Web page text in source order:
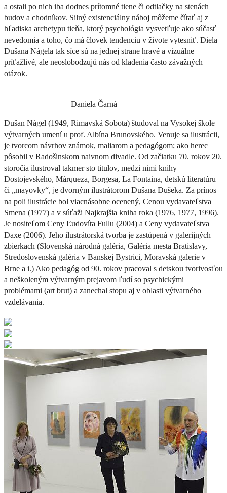
a ostali po nich iba dodnes prítomné tiene či odtlačky na stenách
budov a chodníkov. Silný existenciálny náboj môžeme čítať aj z
hľadiska archetypu tieňa, ktorý psychológia vysvetľuje ako súčasť
nevedomia a toho, čo má človek tendenciu v živote vytesniť. Diela
Dušana Nágela tak síce sú na jednej strane hravé a vizuálne
príťažlivé, ale neoslobodzujú nás od kladenia často závažných
otázok.
Daniela Čarná
Dušan Nágel (1949, Rimavská Sobota) študoval na Vysokej škole
výtvarných umení u prof. Albína Brunovského. Venuje sa ilustrácii,
je tvorcom návrhov známok, maliarom a pedagógom; ako herec
pôsobil v Radošinskom naivnom divadle. Od začiatku 70. rokov 20.
storočia ilustroval takmer sto titulov, medzi nimi knihy
Dostojevského, Márqueza, Borgesa, La Fontaina, detskú literatúru
či „mayovky“, je dvorným ilustrátorom Dušana Dušeka. Za prínos
na poli ilustrácie bol viacnásobne ocenený, Cenou vydavateľstva
Smena (1977) a v súťaži Najkrajšia kniha roka (1976, 1977, 1996).
Je nositeľom Ceny Ľudovíta Fullu (2004) a Ceny vydavateľstva
Daxe (2006). Jeho ilustrátorská tvorba je zastúpená v galerijných
zbierkach (Slovenská národná galéria, Galéria mesta Bratislavy,
Stredoslovenská galéria v Banskej Bystrici, Moravská galerie v
Brne a i.) Ako pedagóg od 90. rokov pracoval s detskou tvorivosťou
a neškoleným výtvarným prejavom ľudí so psychickými
problémami (art brut) a zanechal stopu aj v oblasti výtvarného
vzdelávania.